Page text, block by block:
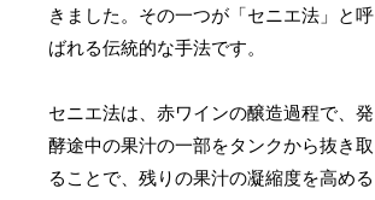
きました。その一つが「セニエ法」と呼
ばれる伝統的な手法です。
セニエ法は、赤ワインの醸造過程で、発
酵途中の果汁の一部をタンクから抜き取
ることで、残りの果汁の凝縮度を高める